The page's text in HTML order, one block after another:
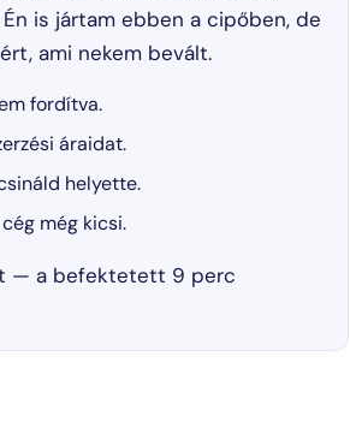
is jártam ebben a cipőben, de
ami nekem bevált.
fordítva.
áraidat.
helyette.
még kicsi.
— a befektetett 9 perc